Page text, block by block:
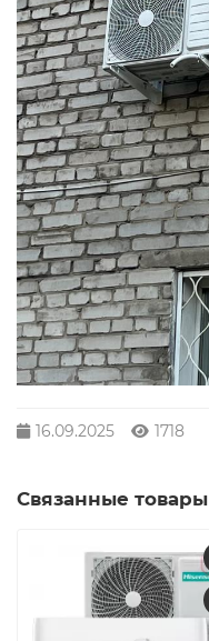
16.09.2025 1718
Связанные товары